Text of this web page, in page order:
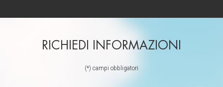
RICHIEDI INFORMAZIONI
(*) campi obbligatori